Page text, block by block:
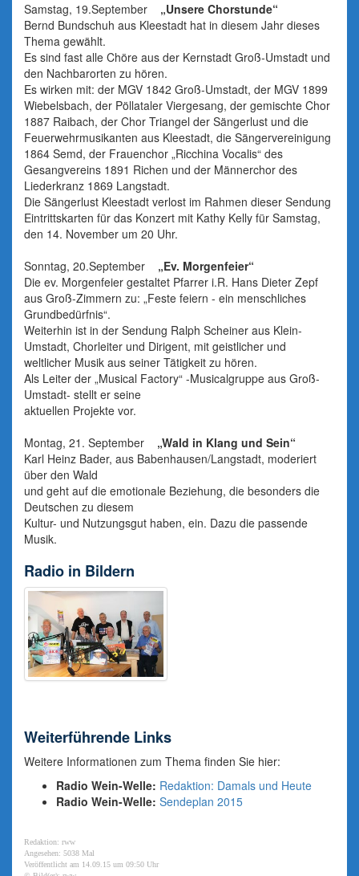
Samstag, 19.September „Unsere Chorstunde“
Bernd Bundschuh aus Kleestadt hat in diesem Jahr dieses
Thema gewählt.
Es sind fast alle Chöre aus der Kernstadt Groß-Umstadt und
den Nachbarorten zu hören.
Es wirken mit: der MGV 1842 Groß-Umstadt, der MGV 1899
Wiebelsbach, der Pöllataler Viergesang, der gemischte Chor
1887 Raibach, der Chor Triangel der Sängerlust und die
Feuerwehrmusikanten aus Kleestadt, die Sängervereinigung
1864 Semd, der Frauenchor „Ricchina Vocalis“ des
Gesangvereins 1891 Richen und der Männerchor des
Liederkranz 1869 Langstadt.
Die Sängerlust Kleestadt verlost im Rahmen dieser Sendung
Eintrittskarten für das Konzert mit Kathy Kelly für Samstag,
den 14. November um 20 Uhr.
Sonntag, 20.September „Ev. Morgenfeier“
Die ev. Morgenfeier gestaltet Pfarrer i.R. Hans Dieter Zepf
aus Groß-Zimmern zu: „Feste feiern - ein menschliches
Grundbedürfnis“.
Weiterhin ist in der Sendung Ralph Scheiner aus Klein-
Umstadt, Chorleiter und Dirigent, mit geistlicher und
weltlicher Musik aus seiner Tätigkeit zu hören.
Als Leiter der „Musical Factory“ -Musicalgruppe aus Groß-
Umstadt- stellt er seine
aktuellen Projekte vor.
Montag, 21. September „Wald in Klang und Sein“
Karl Heinz Bader, aus Babenhausen/Langstadt, moderiert
über den Wald
und geht auf die emotionale Beziehung, die besonders die
Deutschen zu diesem
Kultur- und Nutzungsgut haben, ein. Dazu die passende
Musik.
Radio in Bildern
Weiterführende Links
Weitere Informationen zum Thema finden Sie hier:
Radio Wein-Welle: Redaktion: Damals und Heute
Radio Wein-Welle: Sendeplan 2015
Redaktion: rww
Angesehen: 5038 Mal
Veröffentlicht am 14.09.15 um 09:50 Uhr